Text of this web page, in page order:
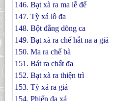
146. Bạt xà ra ma lễ để
147. Tỳ xá lô đa
148. Bột đằng dõng ca
149. Bạt xà ra chế hắt na a giá
150. Ma ra chế bà
151. Bát ra chất đa
152. Bạt xà ra thiện trì
153. Tỳ xá ra giá
154. Phiến đa xá